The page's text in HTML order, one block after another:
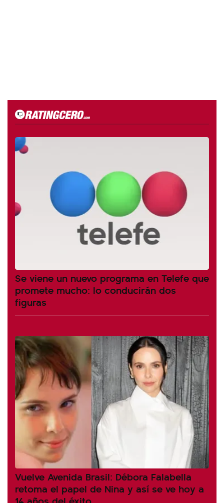
Se viene un nuevo programa en Telefe que
promete mucho: lo conducirán dos
figuras
Vuelve Avenida Brasil: Débora Falabella
retoma el papel de Nina y así se ve hoy a